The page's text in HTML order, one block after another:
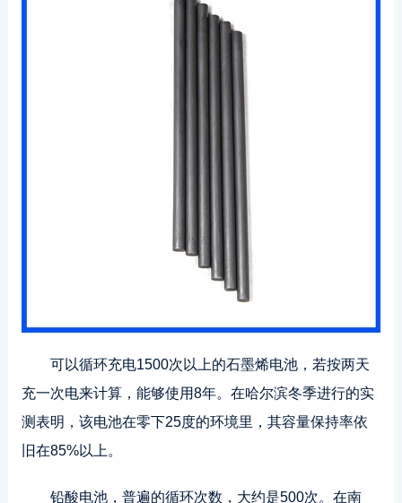
可以循环充电1500次以上的石墨烯电池，若按两天
充一次电来计算，能够使用8年。在哈尔滨冬季进行的实
测表明，该电池在零下25度的环境里，其容量保持率依
旧在85%以上。
铅酸电池，普遍的循环次数，大约是500次。在南